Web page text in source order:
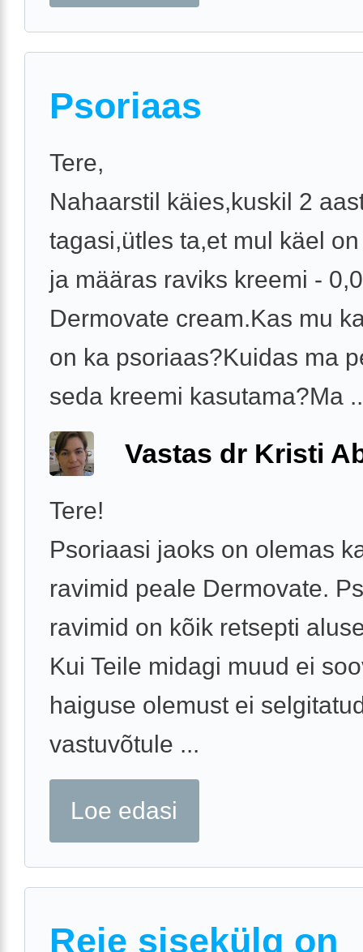
Psoriaas
Tere,
Nahaarstil käies,kuskil 2
tagasi,ütles ta,et mul käel
ja määras raviks kreemi -
Dermovate cream.Kas mu
on ka psoriaas?Kuidas ma
seda kreemi kasutama?Ma
Vastas dr Kristi
Tere!
Psoriaasi jaoks on olemas
ravimid peale Dermovate.
ravimid on kõik retsepti
Kui Teile midagi muud ei
haiguse olemust ei
vastuvõtule ...
Loe edasi
Reie sisekülg on